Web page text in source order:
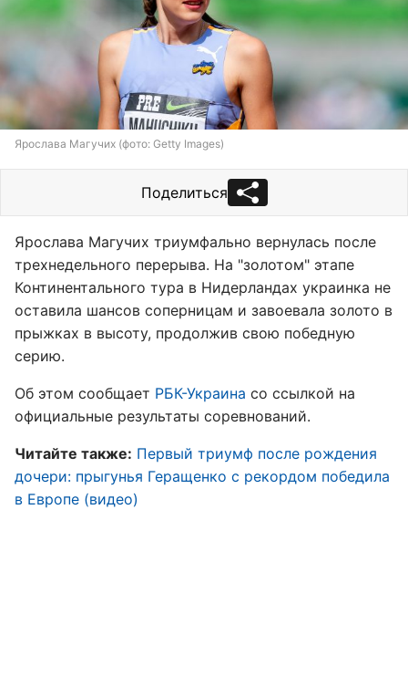
Ярослава Магучих (фото: Getty Images)
Поделиться
Ярослава Магучих триумфально вернулась после
трехнедельного перерыва. На "золотом" этапе
Континентального тура в Нидерландах украинка не
оставила шансов соперницам и завоевала золото в
прыжках в высоту, продолжив свою победную
серию.
Об этом сообщает РБК-Украина со ссылкой на
официальные результаты соревнований.
Читайте также: Первый триумф после рождения
дочери: прыгунья Геращенко с рекордом победила
в Европе (видео)